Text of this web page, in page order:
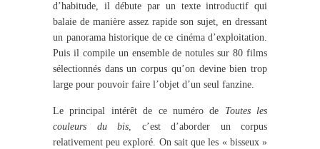
d’habitude, il débute par un texte introductif qui
balaie de manière assez rapide son sujet, en dressant
un panorama historique de ce cinéma d’exploitation.
Puis il compile un ensemble de notules sur 80 films
sélectionnés dans un corpus qu’on devine bien trop
large pour pouvoir faire l’objet d’un seul fanzine.
Le principal intérêt de ce numéro de Toutes les
couleurs du bis, c’est d’aborder un corpus
relativement peu exploré. On sait que les « bisseux »